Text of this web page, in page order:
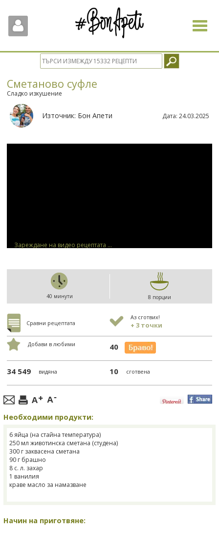
Toggle
Сметаново суфле
Сладко изкушение
Източник: Бон Апети Дата: 24.03.2025
Зареждане на видео рецептата ...
40 минути 8 порции
Сравни рецептата
Аз сготвих!
+ 3 точки
Добави в любими 40
34 549 видяна 10 сготвена
Необходими продукти:
6 яйца (на стайна температура)
250 мл животинска сметана (студена)
300 г заквасена сметана
90 г брашно
8 с. л. захар
1 ванилия
краве масло за намазване
Начин на приготвяне: